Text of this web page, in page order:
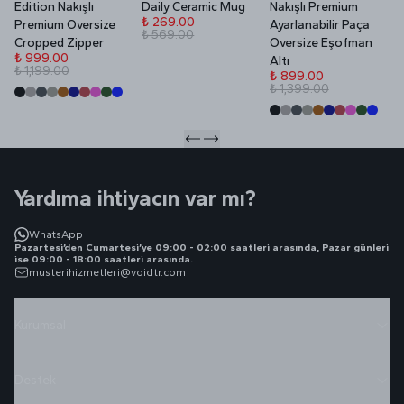
Edition Nakışlı
Premium Oversize
Cropped Zipper
₺ 999.00
₺ 1,199.00
Daily Ceramic Mug
₺ 269.00
₺ 569.00
Nakışlı Premium
Ayarlanabilir Paça
Oversize Eşofman
Altı
₺ 899.00
₺ 1,399.00
Yardıma ihtiyacın var mı?
WhatsApp
Pazartesi’den Cumartesi’ye 09:00 - 02:00 saatleri arasında, Pazar günleri
ise 09:00 - 18:00 saatleri arasında.
musterihizmetleri@voidtr.com